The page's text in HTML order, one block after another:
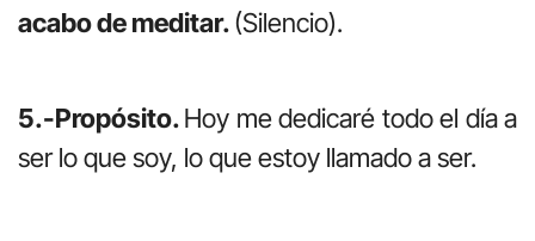
acabo de meditar.(Silencio).
5.-Propósito.Hoy me dedicaré todo el día a
ser lo que soy, lo que estoy llamado a ser.